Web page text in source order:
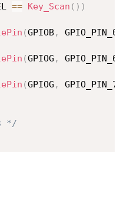
== Key_Scan ( ) )
(GPIOB, GPIO_PIN_0
(GPIOG , GPIO_PIN_6
(GPIOG , GPIO_PIN_7
*/